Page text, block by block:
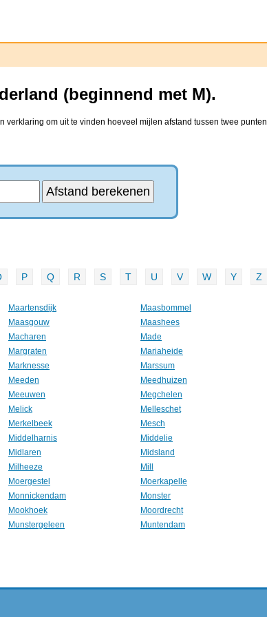
(beginnend met M).
om uit te vinden hoeveel mijlen afstand tussen twee punten
P Q R S T U V W Y Z
Maartensdijk
Maasbommel
Maasgouw
Maashees
Macharen
Made
Margraten
Mariaheide
Marknesse
Marssum
Meeden
Meedhuizen
Meeuwen
Megchelen
Melick
Melleschet
Merkelbeek
Mesch
Middelharnis
Middelie
Midlaren
Midsland
Milheeze
Mill
Moergestel
Moerkapelle
Monnickendam
Monster
Mookhoek
Moordrecht
Munstergeleen Muntendam